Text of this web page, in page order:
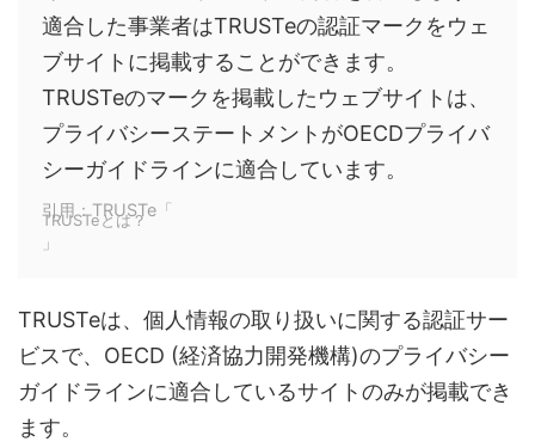
適合した事業者はTRUSTeの認証マークをウェ
ブサイトに掲載することができます。
TRUSTeのマークを掲載したウェブサイトは、
プライバシーステートメントがOECDプライバ
シーガイドラインに適合しています。
引用：TRUSTe「
TRUSTeとは？
」
TRUSTeは、個人情報の取り扱いに関する認証サー
ビスで、OECD (経済協力開発機構)のプライバシー
ガイドラインに適合しているサイトのみが掲載でき
ます。